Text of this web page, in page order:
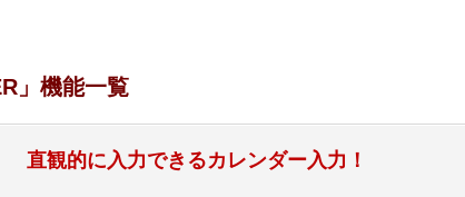
」機能一覧
直観的に入力できるカレンダー入力！